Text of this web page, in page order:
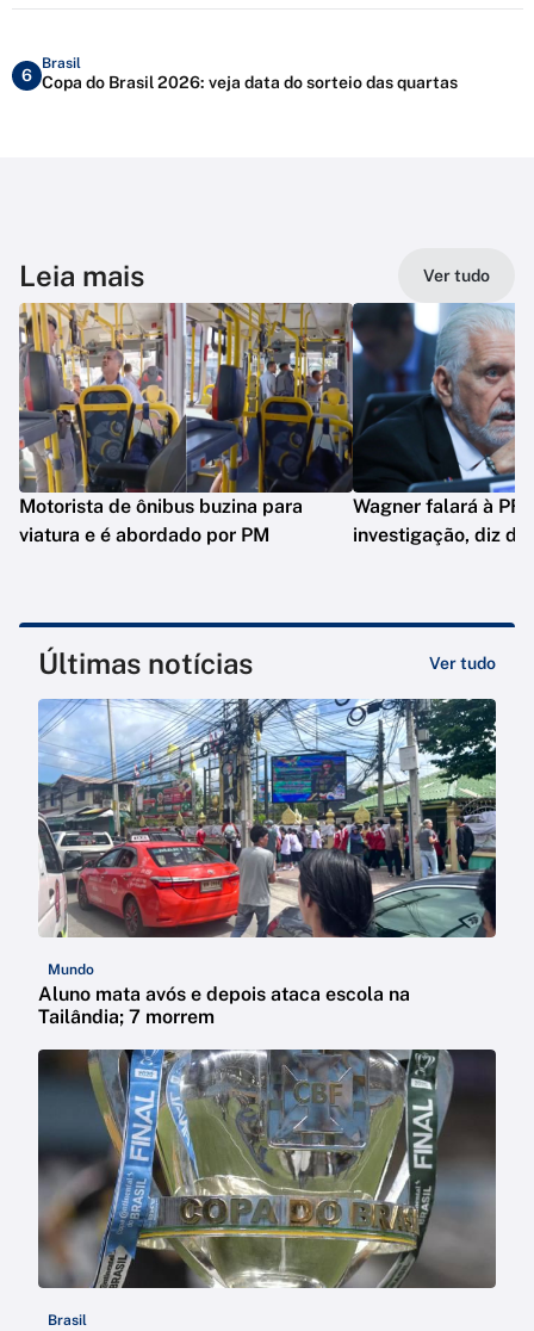
6
Brasil
Copa do Brasil 2026: veja data do sorteio das quartas
Leia mais Ver tudo
Motorista de ônibus buzina para
viatura e é abordado por PM
Wagner falará à PF
investigação, diz
Últimas notícias Ver tudo
Mundo
Aluno mata avós e depois ataca escola na
Tailândia; 7 morrem
Brasil